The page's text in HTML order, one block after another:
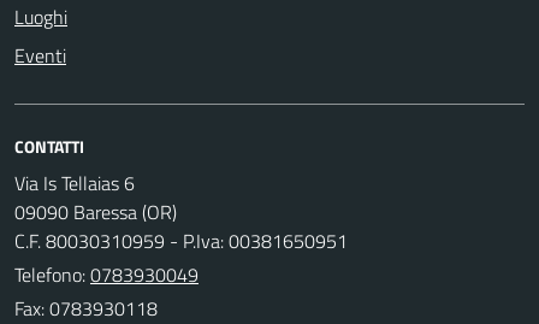
Luoghi
Eventi
CONTATTI
Via Is Tellaias 6
09090 Baressa (OR)
C.F. 80030310959 - P.Iva: 00381650951
Telefono:0783930049
Fax: 0783930118